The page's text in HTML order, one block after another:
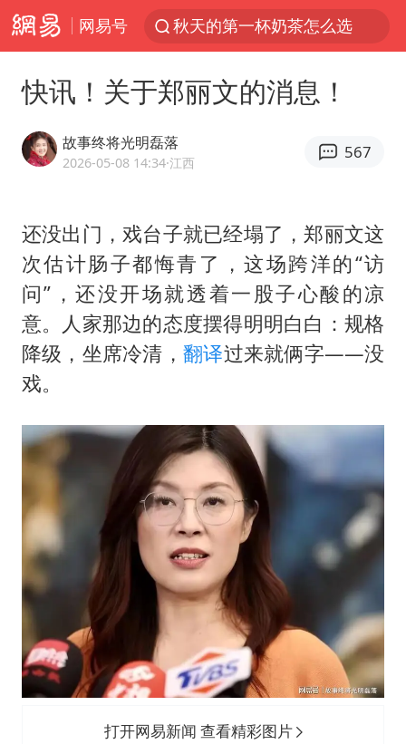
网易号
秋天的第一杯奶茶怎么选
四川宜宾高县4.9级地震致1死
胜宏科技：股票交易异常波动
国乒男单横滨冠军赛全军覆没
胡彦斌获《歌手2026》歌王
U17国足三连胜晋级明日之星半决赛
名创优品回应女子吐槽内裤质量差
日本试射“战斧”导弹，国防部回应
夯实基础开新局
快讯！关于郑丽文的消息！
故事终将光明磊落
2026-05-08 14:34·江西
567
还没出门，戏台子就已经塌了，郑丽文这
次估计肠子都悔青了，这场跨洋的“访
问”，还没开场就透着一股子心酸的凉
意。人家那边的态度摆得明明白白：规格
降级，坐席冷清， 翻译过来就俩字——没
戏。
打开网易新闻 查看精彩图片